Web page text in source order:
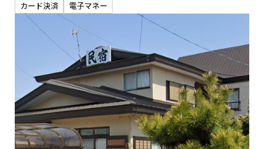
カード決済
電子マネー